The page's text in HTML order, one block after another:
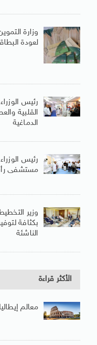
وزارة
لعودة
رئيس
القلبية
الدماغية
رئيس
مستشفى
وزير
بكثافة
الناشئة
الأكثر قراءة
معالم